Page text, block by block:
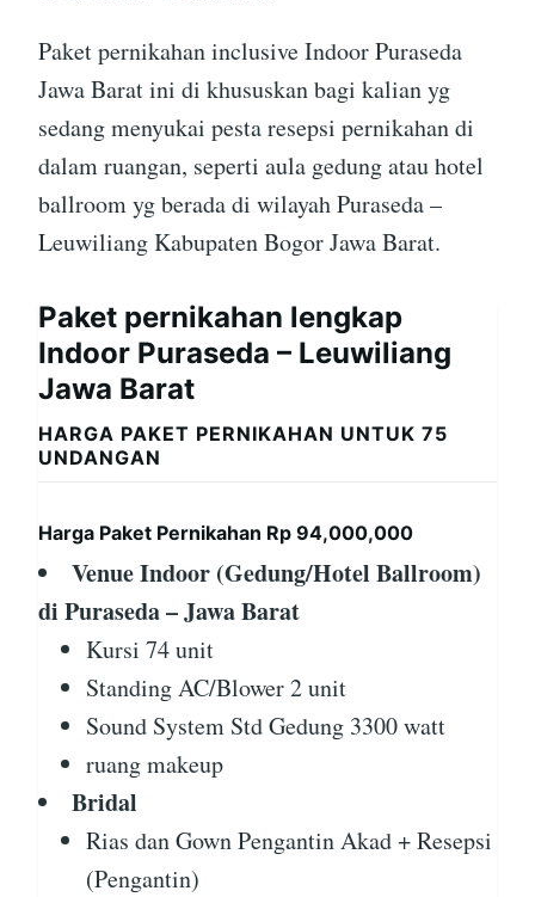
Paket pernikahan inclusive Indoor Puraseda
Jawa Barat ini di khususkan bagi kalian yg
sedang menyukai pesta resepsi pernikahan di
dalam ruangan, seperti aula gedung atau hotel
ballroom yg berada di wilayah Puraseda –
Leuwiliang Kabupaten Bogor Jawa Barat.
Paket pernikahan lengkap
Indoor Puraseda – Leuwiliang
Jawa Barat
HARGA PAKET PERNIKAHAN UNTUK 75
UNDANGAN
Harga Paket Pernikahan Rp 94,000,000
Venue Indoor (Gedung/Hotel Ballroom)
di Puraseda – Jawa Barat
Kursi 74 unit
Standing AC/Blower 2 unit
Sound System Std Gedung 3300 watt
ruang makeup
Bridal
Rias dan Gown Pengantin Akad + Resepsi
(Pengantin)